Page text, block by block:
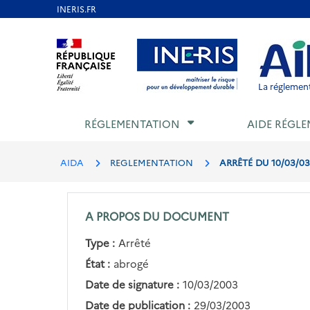
Aller au contenu Aller au menu Aller au
La
RÉGLEMENTATION AIDE
AIDA REGLEMENTATION ARRÊTÉ DU 10/03/
A PROPOS DU DOCUMENT
Type : Arrêté
État : abrogé
Date de signature : 10/03/2003
Date de publication : 29/03/2003